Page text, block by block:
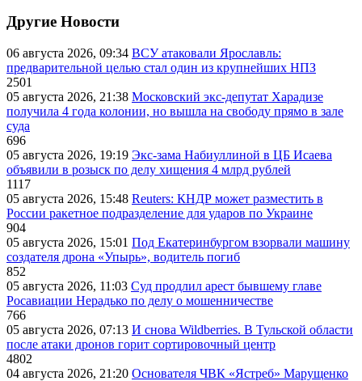
Другие Новости
06 августа 2026, 09:34 ВСУ атаковали Ярославль:
предварительной целью стал один из крупнейших НПЗ
2501
05 августа 2026, 21:38 Московский экс-депутат Харадизе
получила 4 года колонии, но вышла на свободу прямо в зале
суда
696
05 августа 2026, 19:19 Экс-зама Набиуллиной в ЦБ Исаева
объявили в розыск по делу хищения 4 млрд рублей
1117
05 августа 2026, 15:48 Reuters: КНДР может разместить в
России ракетное подразделение для ударов по Украине
904
05 августа 2026, 15:01 Под Екатеринбургом взорвали машину
создателя дрона «Упырь», водитель погиб
852
05 августа 2026, 11:03 Суд продлил арест бывшему главе
Росавиации Нерадько по делу о мошенничестве
766
05 августа 2026, 07:13 И снова Wildberries. В Тульской области
после атаки дронов горит сортировочный центр
4802
04 августа 2026, 21:20 Основателя ЧВК «Ястреб» Марущенко